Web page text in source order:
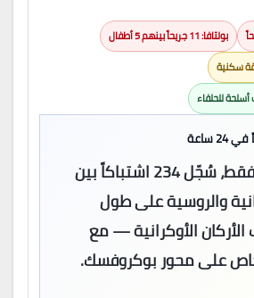
بولتافا: 11 جريحاً بينهم 5 أطفال
أسلحة للحلفاء
في 24 ساعة فقط، سُجّل 234 اشتباكاً بين
والروسية على طول
الأوكرانية — مع
على محور بوكروفسك.